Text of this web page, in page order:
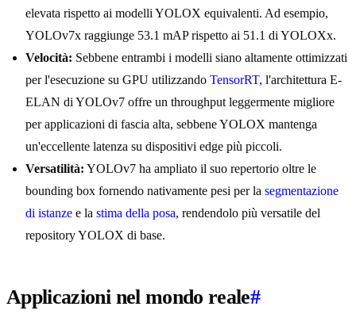
elevata rispetto ai modelli YOLOX equivalenti. Ad esempio,
YOLOv7x raggiunge 53.1 mAP rispetto ai 51.1 di YOLOXx.
Velocità: Sebbene entrambi i modelli siano altamente ottimizzati
per l'esecuzione su GPU utilizzando TensorRT, l'architettura E-
ELAN di YOLOv7 offre un throughput leggermente migliore
per applicazioni di fascia alta, sebbene YOLOX mantenga
un'eccellente latenza su dispositivi edge più piccoli.
Versatilità: YOLOv7 ha ampliato il suo repertorio oltre le
bounding box fornendo nativamente pesi per la segmentazione
di istanze e la stima della posa, rendendolo più versatile del
repository YOLOX di base.
Applicazioni nel mondo reale#